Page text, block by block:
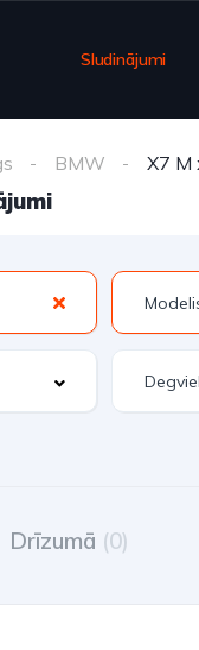
Sludinājumi
BMW X7 M
Drīzumā (0)